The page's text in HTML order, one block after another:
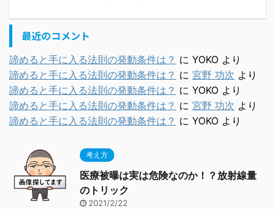
最近のコメント
諦めると手に入る法則の発動条件は？ に YOKO より
諦めると手に入る法則の発動条件は？ に 宮野 功次 より
諦めると手に入る法則の発動条件は？ に YOKO より
諦めると手に入る法則の発動条件は？ に 宮野 功次 より
諦めると手に入る法則の発動条件は？ に YOKO より
考え方
医療被曝は実は危険なのか！？放射線量
のトリック
2021/2/22